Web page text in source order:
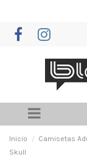
Inicio Camisetas
Skull